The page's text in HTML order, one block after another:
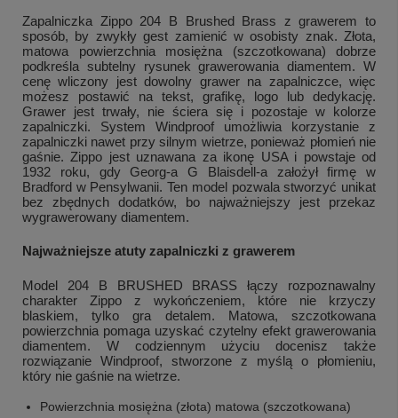
Zapalniczka Zippo 204 B Brushed Brass z grawerem to
sposób, by zwykły gest zamienić w osobisty znak. Złota,
matowa powierzchnia mosiężna (szczotkowana) dobrze
podkreśla subtelny rysunek grawerowania diamentem. W
cenę wliczony jest dowolny grawer na zapalniczce, więc
możesz postawić na tekst, grafikę, logo lub dedykację.
Grawer jest trwały, nie ściera się i pozostaje w kolorze
zapalniczki. System Windproof umożliwia korzystanie z
zapalniczki nawet przy silnym wietrze, ponieważ płomień nie
gaśnie. Zippo jest uznawana za ikonę USA i powstaje od
1932 roku, gdy Georg-a G Blaisdell-a założył firmę w
Bradford w Pensylwanii. Ten model pozwala stworzyć unikat
bez zbędnych dodatków, bo najważniejszy jest przekaz
wygrawerowany diamentem.
Najważniejsze atuty zapalniczki z grawerem
Model 204 B BRUSHED BRASS łączy rozpoznawalny
charakter Zippo z wykończeniem, które nie krzyczy
blaskiem, tylko gra detalem. Matowa, szczotkowana
powierzchnia pomaga uzyskać czytelny efekt grawerowania
diamentem. W codziennym użyciu docenisz także
rozwiązanie Windproof, stworzone z myślą o płomieniu,
który nie gaśnie na wietrze.
Powierzchnia mosiężna (złota) matowa (szczotkowana)